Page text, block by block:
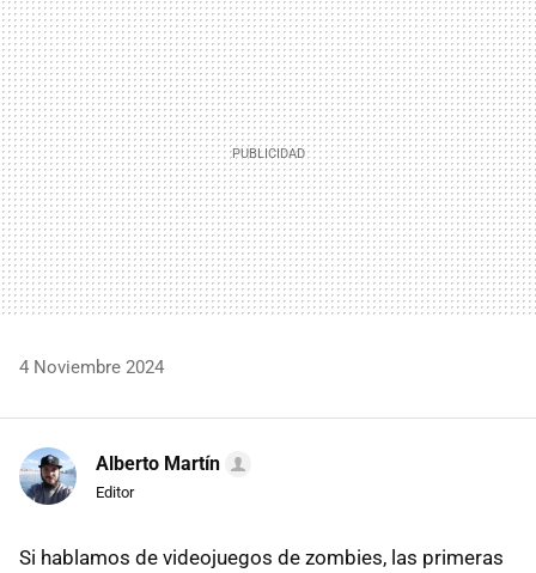
MAIL
4 Noviembre 2024
Alberto Martín
Editor
Si hablamos de videojuegos de zombies, las primeras